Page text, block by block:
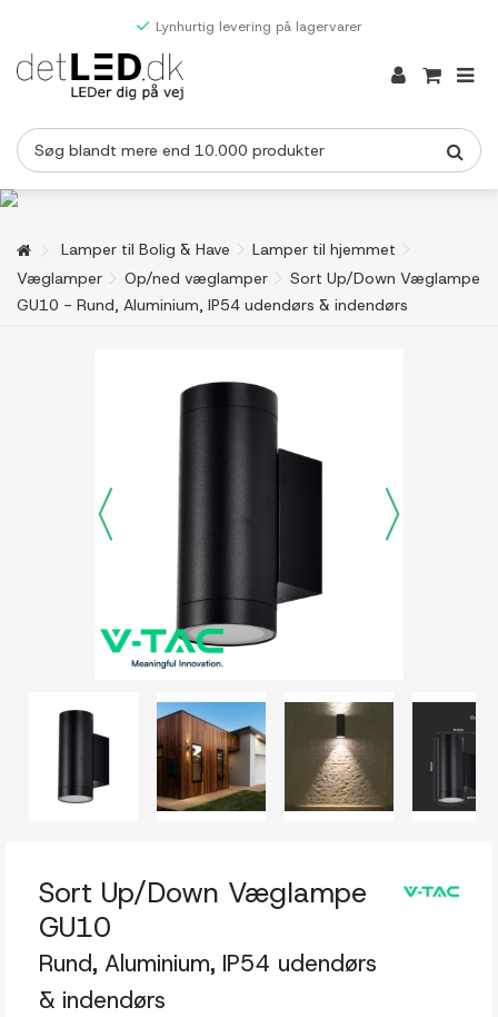
Lynhurtig levering på lagervarer
Lamper til Bolig & Have
Lamper til hjemmet
Væglamper
Op/ned væglamper
Sort Up/Down Væglampe
GU10 - Rund, Aluminium, IP54 udendørs & indendørs
Sort Up/Down Væglampe
GU10
Rund, Aluminium, IP54 udendørs
& indendørs